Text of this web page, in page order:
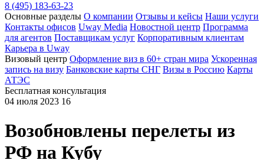
8 (495) 183-63-23
Основные разделы О компании Отзывы и кейсы Наши услуги
Контакты офисов Uway Media Новостной центр Программа
для агентов Поставщикам услуг Корпоративным клиентам
Карьера в Uway
Визовый центр Оформление виз в 60+ стран мира Ускоренная
запись на визу Банковские карты СНГ Визы в Россию Карты
АТЭС
Бесплатная консультация
04 июля 2023 16
Возобновлены перелеты из
РФ на Кубу